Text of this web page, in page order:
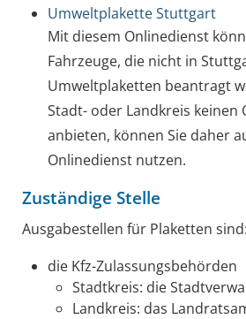
Umweltplakette Stuttgart
Mit diesem Onlinedienst
Fahrzeuge, die nicht in
Umweltplaketten beantragt
Stadt- oder Landkreis keinen
anbieten, können Sie daher
Onlinedienst nutzen.
Zuständige Stelle
Ausgabestellen für Plaketten sind:
die Kfz-Zulassungsbehörden
Stadtkreis: die
Landkreis: das